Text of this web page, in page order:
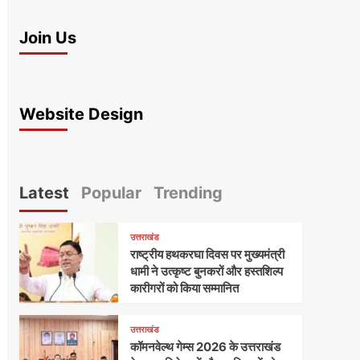
Join Us
Website Design
Latest Popular Trending
उत्तराखंड
राष्ट्रीय हथकरघा दिवस पर मुख्यमंत्री
धामी ने उत्कृष्ट बुनकरों और हस्तशिल्प
कारीगरों को किया सम्मानित
उत्तराखंड
कॉमनवेल्थ गेम्स 2026 के उत्तराखंड